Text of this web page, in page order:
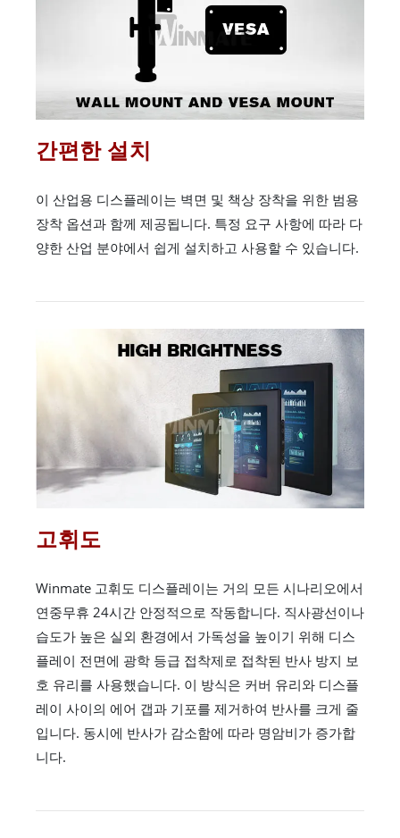
간편한 설치
이 산업용 디스플레이는 벽면 및 책상 장착을 위한 범용
장착 옵션과 함께 제공됩니다. 특정 요구 사항에 따라 다
양한 산업 분야에서 쉽게 설치하고 사용할 수 있습니다.
고휘도
Winmate 고휘도 디스플레이는 거의 모든 시나리오에서
연중무휴 24시간 안정적으로 작동합니다. 직사광선이나
습도가 높은 실외 환경에서 가독성을 높이기 위해 디스
플레이 전면에 광학 등급 접착제로 접착된 반사 방지 보
호 유리를 사용했습니다. 이 방식은 커버 유리와 디스플
레이 사이의 에어 갭과 기포를 제거하여 반사를 크게 줄
입니다. 동시에 반사가 감소함에 따라 명암비가 증가합
니다.